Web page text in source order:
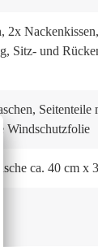
, 2x Nackenkissen
, Sitz- und
, Seitenteile
Windschutzfolie
ca. 40 cm x